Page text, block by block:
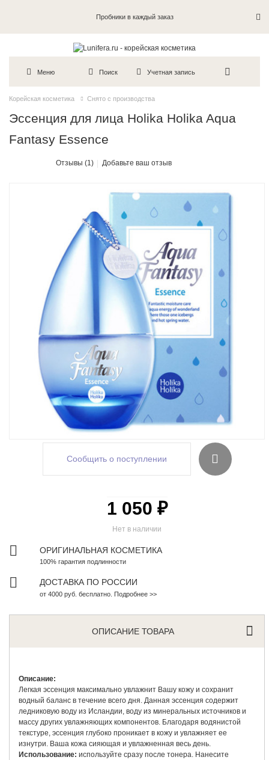
Пробники в каждый заказ
Меню Поиск Учетная запись
Корейская косметика Снято с производства
Эссенция для лица Holika Holika Aqua
Fantasy Essence
Отзывы (1) Добавьте ваш отзыв
Сообщить о поступлении
Нет в наличии
1 050 ₽
ОРИГИНАЛЬНАЯ КОСМЕТИКА
100% гарантия подлинности
ДОСТАВКА ПО РОССИИ
от 4000 руб. бесплатно. Подробнее >>
ОПИСАНИЕ ТОВАРА
Описание:
Легкая эссенция максимально увлажнит Вашу кожу и сохранит
водный баланс в течение всего дня. Данная эссенция содержит
ледниковую воду из Исландии, воду из минеральных источников и
массу других увлажняющих компонентов. Благодаря водянистой
текстуре, эссенция глубоко проникает в кожу и увлажняет ее
изнутри. Ваша кожа сияющая и увлажненная весь день.
Использование: используйте сразу после тонера. Нанесите